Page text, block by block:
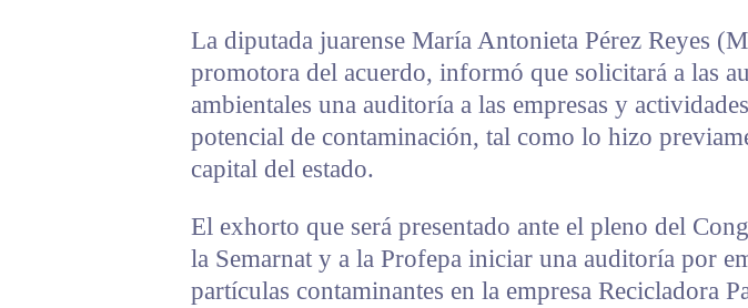
La diputada juarense María Antonieta Pérez Reyes
promotora del acuerdo, informó que solicitará a las
ambientales una auditoría a las empresas y
potencial de contaminación, tal como lo hizo
capital del estado.
El exhorto que será presentado ante el pleno del
la Semarnat y a la Profepa iniciar una auditoría por
partículas contaminantes en la empresa Recicladora